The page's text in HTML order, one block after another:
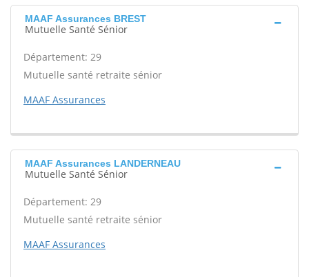
MAAF Assurances BREST
Mutuelle Santé Sénior
Département: 29
Mutuelle santé retraite sénior
MAAF Assurances
MAAF Assurances LANDERNEAU
Mutuelle Santé Sénior
Département: 29
Mutuelle santé retraite sénior
MAAF Assurances